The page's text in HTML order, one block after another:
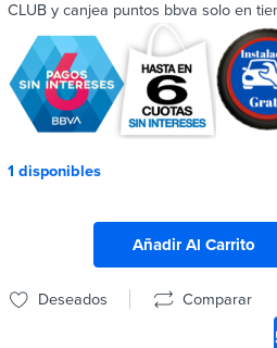
CLUB y canjea puntos bbva solo en
1 disponibles
Añadir Al Carrito
Deseados Comparar